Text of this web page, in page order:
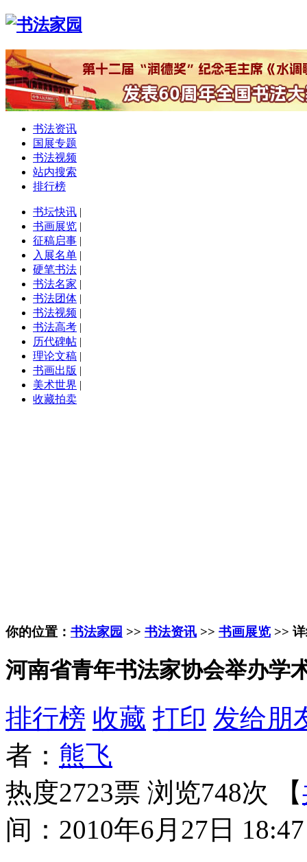
书法资讯
国展专题
书法视频
站内搜索
排行榜
书坛快讯 |
书画展览 |
征稿启事 |
入展名单 |
硬笔书法 |
书法名家 |
书法团体 |
书法视频 |
书法高考 |
历代碑帖 |
理论文稿 |
书画出版 |
美术世界 |
收藏拍卖
你的位置： 书法家园 >> 书法资讯 >> 书画展览 >>
河南省青年书法家协会举办学
排行榜 收藏 打印 发给朋
者： 熊飞
热度2723票 浏览748次 【
间：2010年6月27日 18:47